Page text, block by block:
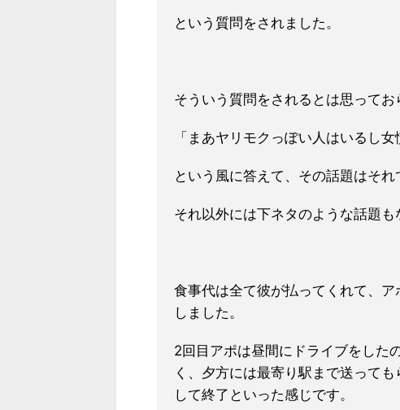
という質問をされました。
そういう質問をされるとは思ってお
「ま あヤリモクっぽい人はいるし女
という風に答えて、その話題はそれ
それ以外には下ネタのような話題も
食事代は全て彼が払ってくれて、
しました。
2回目アポは昼間にドライブをした
く、夕方には最寄り駅まで送って
して終了といった感じです。